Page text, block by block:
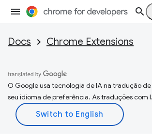
Docs Chrome Extensions
O Google usa tecnologia de IA na tradução
seu idioma de preferência. As traduções com